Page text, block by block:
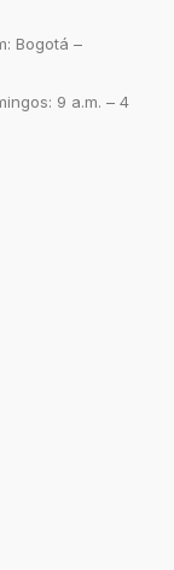
Bogotá –
9 a.m. – 4